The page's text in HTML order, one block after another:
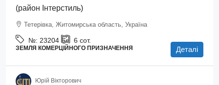
(район Інтерстиль)
Тетерівка, Житомирська область, Україна
№: 23204 6 сот.
ЗЕМЛЯ КОМЕРЦІЙНОГО ПРИЗНАЧЕННЯ Деталі
Юрій Вікторович